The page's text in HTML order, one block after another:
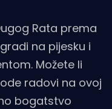
Rata prema
na pijesku i
Možete li
radovi na ovoj
bogatstvo